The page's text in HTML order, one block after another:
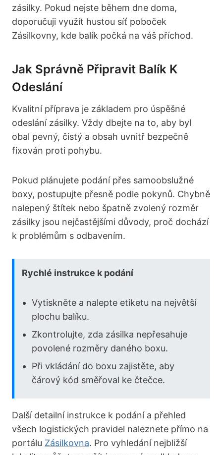
zásilky. Pokud nejste během dne doma,
doporučuji využít hustou síť poboček
Zásilkovny, kde balík počká na váš příchod.
Jak Správně Připravit Balík K
Odeslání
Kvalitní příprava je základem pro úspěšné
odeslání zásilky. Vždy dbejte na to, aby byl
obal pevný, čistý a obsah uvnitř bezpečně
fixován proti pohybu.
Pokud plánujete podání přes samoobslužné
boxy, postupujte přesně podle pokynů. Chybně
nalepený štítek nebo špatně zvolený rozměr
zásilky jsou nejčastějšími důvody, proč dochází
k problémům s odbavením.
Rychlé instrukce k podání
Vytiskněte a nalepte etiketu na největší
plochu balíku.
Zkontrolujte, zda zásilka nepřesahuje
povolené rozměry daného boxu.
Při vkládání do boxu zajistěte, aby
čárový kód směřoval ke čtečce.
Další detailní instrukce k podání a přehled
všech logistických pravidel naleznete přímo na
portálu Zásilkovna. Pro vyhledání nejbližší